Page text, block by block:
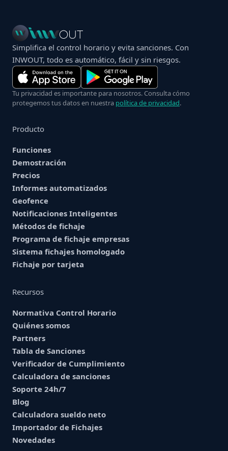
Simplifica el control horario y evita sanciones. Con
INWOUT, todo es automático, fácil y sin riesgos.
Tu privacidad es importante para nosotros. Consulta cómo
protegemos tus datos en nuestra política de privacidad.
Producto
Funciones
Demostración
Precios
Informes automatizados
Geofence
Notificaciones Inteligentes
Métodos de fichaje
Programa de fichaje empresas
Sistema fichajes homologado
Fichaje por tarjeta
Recursos
Normativa Control Horario
Quiénes somos
Partners
Tabla de Sanciones
Verificador de Cumplimiento
Calculadora de sanciones
Soporte 24h/7
Blog
Calculadora sueldo neto
Importador de Fichajes
Novedades